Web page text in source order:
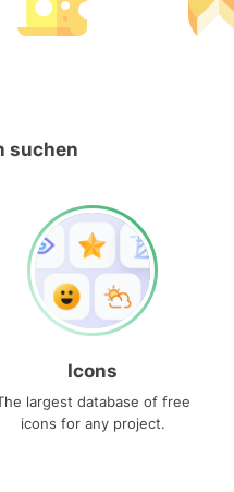
suchen
Icons
largest database of free
icons for any project.